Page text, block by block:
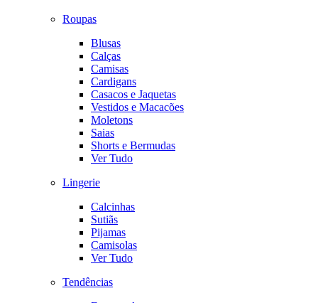
Roupas
Blusas
Calças
Camisas
Cardigans
Casacos e Jaquetas
Vestidos e Macacões
Moletons
Saias
Shorts e Bermudas
Ver Tudo
Lingerie
Calcinhas
Sutiãs
Pijamas
Camisolas
Ver Tudo
Tendências